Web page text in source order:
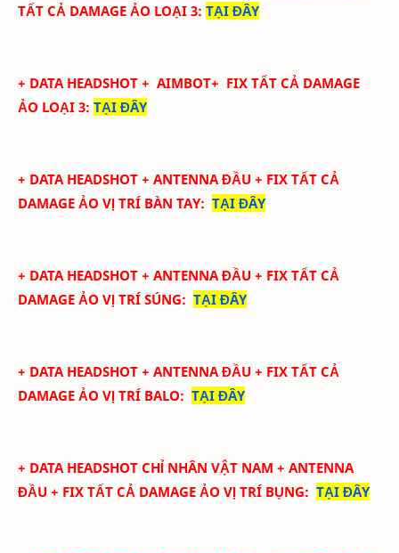
TẤT CẢ DAMAGE ẢO LOẠI 3: TẠI ĐÂY
+ DATA HEADSHOT + AIMBOT+ FIX TẤT CẢ DAMAGE
ẢO LOẠI 3: TẠI ĐÂY
+ DATA HEADSHOT + ANTENNA ĐẦU + FIX TẤT CẢ
DAMAGE ẢO VỊ TRÍ BÀN TAY: TẠI ĐÂY
+ DATA HEADSHOT + ANTENNA ĐẦU + FIX TẤT CẢ
DAMAGE ẢO VỊ TRÍ SÚNG: TẠI ĐÂY
+ DATA HEADSHOT + ANTENNA ĐẦU + FIX TẤT CẢ
DAMAGE ẢO VỊ TRÍ BALO: TẠI ĐÂY
+ DATA HEADSHOT CHỈ NHÂN VẬT NAM + ANTENNA
ĐẦU + FIX TẤT CẢ DAMAGE ẢO VỊ TRÍ BỤNG: TẠI ĐÂY